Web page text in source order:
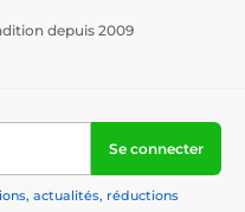
depuis 2009
Se connecter
actualités, réductions